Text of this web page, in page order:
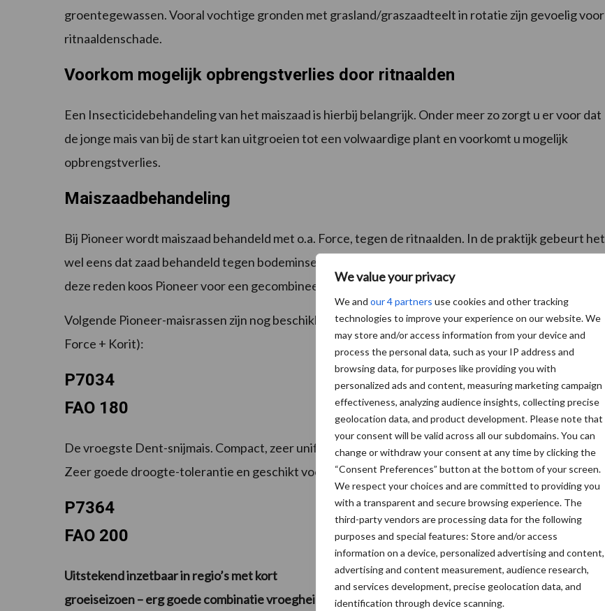
We value your privacy
We and our 4 partners use cookies and other tracking
technologies to improve your experience on our website. We
may store and/or access information from your device and
process the personal data, such as your IP address and
browsing data, for purposes like providing you with
personalized ads and content, measuring marketing campaign
effectiveness, analyzing audience insights, collecting precise
geolocation data, and product development. Please note that
your consent will be valid across all our subdomains. You can
change or withdraw your consent at any time by clicking the
“Consent Preferences” button at the bottom of your screen.
We respect your choices and are committed to providing you
with a transparent and secure browsing experience. The
third-party vendors are processing data for the following
purposes and special features: Store and/or access
information on a device, personalized advertising and content,
advertising and content measurement, audience research,
and services development, precise geolocation data, and
identification through device scanning.
groentegewassen. Vooral vochtige gronden met grasland/graszaadteelt in rotatie zijn gevoelig voor
ritnaaldenschade.
Voorkom mogelijk opbrengstverlies door ritnaalden
Een Insecticidebehandeling van het maiszaad is hierbij belangrijk. Onder meer zo zorgt u er voor dat
de jonge mais van bij de start kan uitgroeien tot een volwaardige plant en voorkomt u mogelijk
opbrengstverlies.
Maiszaadbehandeling
Bij Pioneer wordt maiszaad behandeld met o.a. Force, tegen de ritnaalden. In de praktijk gebeurt het
wel eens dat zaad behandeld tegen bodeminsecten (ritnaalden) wordt opgevreten door vogels. Om
deze reden koos Pioneer voor een gecombineerde behandeling van Force plus Korit 20CS.
Volgende Pioneer-maisrassen zijn nog beschikbaar in de zgn. Insecticide-zaadbehandeling (met o.a.
Force + Korit):
P7034
FAO 180
De vroegste Dent-snijmais. Compact, zeer uniform gewas met sterke agronomische eigenschappen.
Zeer goede droogte-tolerantie en geschikt voor verschillende grondsoorten.Lees meer.
P7364
FAO 200
Uitstekend inzetbaar in regio’s met kort
groeiseizoen – erg goede combinatie vroegheid –